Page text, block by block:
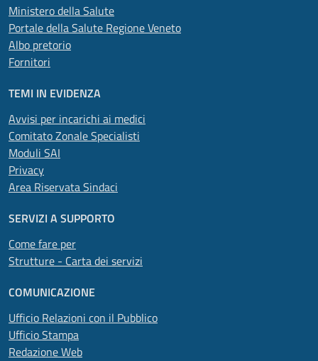
Ministero della Salute
Portale della Salute Regione Veneto
Albo pretorio
Fornitori
TEMI IN EVIDENZA
Avvisi per incarichi ai medici
Comitato Zonale Specialisti
Moduli SAI
Privacy
Area Riservata Sindaci
SERVIZI A SUPPORTO
Come fare per
Strutture - Carta dei servizi
COMUNICAZIONE
Ufficio Relazioni con il Pubblico
Ufficio Stampa
Redazione Web